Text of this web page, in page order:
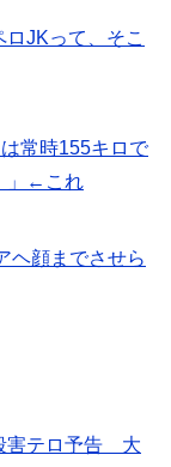
JKって、そこ
常時155キロで
」←これ
ヘ顔までさせら
害テロ予告 大